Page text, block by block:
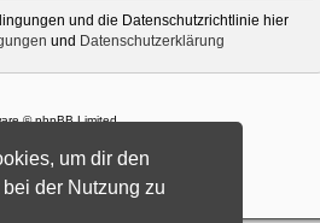
um dir den
der Nutzung zu
und die Datenschutzrichtlinie hier
und Datenschutzerklärung
© phpBB Limited
phpBB-Style-Design